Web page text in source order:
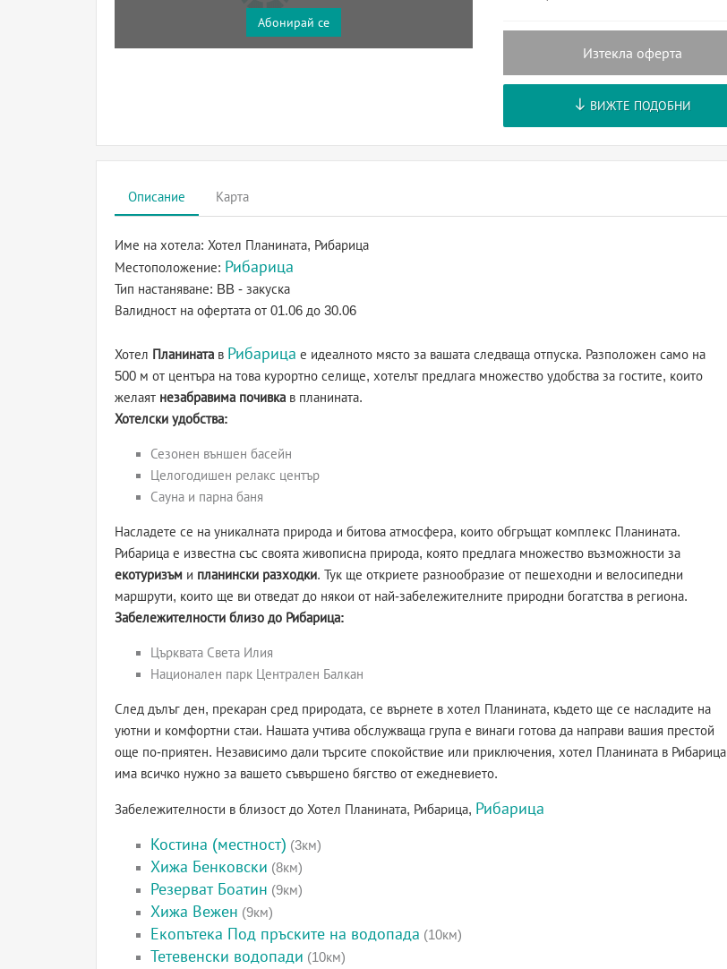
Абонирай се
Изтекла оферта
ВИЖТЕ ПОДОБНИ
Описание Карта
Име на хотела: Хотел Планината, Рибарица
Местоположение: Рибарица
Тип настаняване: BB - закуска
Валидност на офертата от 01.06 до 30.06
Хотел Планината в Рибарица е идеалното място за вашата следваща отпуска. Разположен само на
500 м от центъра на това курортно селище, хотелът предлага множество удобства за гостите, които
желаят незабравима почивка в планината.
Хотелски удобства:
Сезонен външен басейн
Целогодишен релакс център
Сауна и парна баня
Насладете се на уникалната природа и битова атмосфера, които обгръщат комплекс Планината.
Рибарица е известна със своята живописна природа, която предлага множество възможности за
екотуризъм и планински разходки. Тук ще откриете разнообразие от пешеходни и велосипедни
маршрути, които ще ви отведат до някои от най-забележителните природни богатства в региона.
Забележителности близо до Рибарица:
Църквата Света Илия
Национален парк Централен Балкан
След дълъг ден, прекаран сред природата, се върнете в хотел Планината, където ще се насладите на
уютни и комфортни стаи. Нашата учтива обслужваща група е винаги готова да направи вашия престой
още по-приятен. Независимо дали търсите спокойствие или приключения, хотел Планината в Рибарица
има всичко нужно за вашето съвършено бягство от ежедневието.
Забележителности в близост до Хотел Планината, Рибарица, Рибарица
Костина (местност) (3км)
Хижа Бенковски (8км)
Резерват Боатин (9км)
Хижа Вежен (9км)
Екопътека Под пръските на водопада (10км)
Тетевенски водопади (10км)